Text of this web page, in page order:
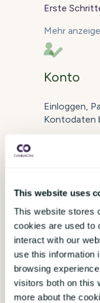
This website uses
This website stores
cookies are used to
interact with our
use this information
browsing
visitors both on this
more about the
Erste
Mehr
Konto
Einloggen,
Kontodaten
Mehr
So